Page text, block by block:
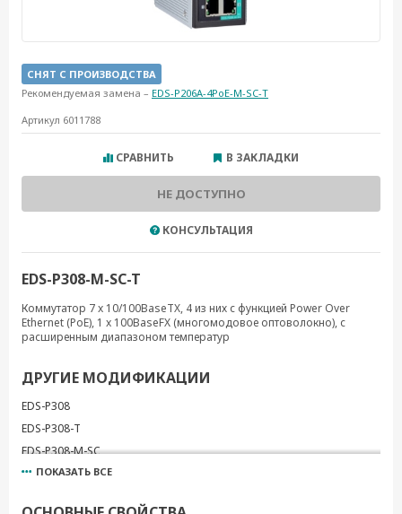
СНЯТ С ПРОИЗВОДСТВА
Рекомендуемая замена – EDS-P206A-4PoE-M-SC-T
Артикул 6011788
СРАВНИТЬ В ЗАКЛАДКИ
НЕ ДОСТУПНО
КОНСУЛЬТАЦИЯ
EDS-P308-M-SC-T
Коммутатор 7 x 10/100BaseTX, 4 из них с функцией Power Over
Ethernet (PoE), 1 x 100BaseFX (многомодовое оптоволокно), с
расширенным диапазоном температур
ДРУГИЕ МОДИФИКАЦИИ
EDS-P308
EDS-P308-T
EDS-P308-M-SC
EDS-P308-MM-SC
ПОКАЗАТЬ ВСЕ